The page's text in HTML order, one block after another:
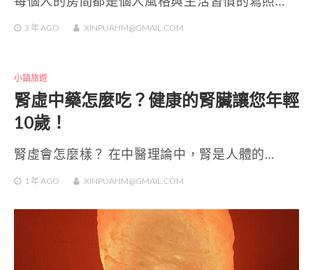
3 年 AGO XINPUAHM@GMAIL.COM
小鎮旅遊
腎虛中藥怎麼吃？健康的腎臟讓您年輕
10歲！
腎虛會怎麼樣？ 在中醫理論中，腎是人體的…
1 年 AGO XINPUAHM@GMAIL.COM